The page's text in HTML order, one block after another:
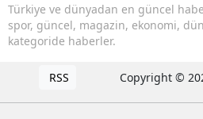
Türkiye ve dünyadan en güncel
spor, güncel, magazin, ekonomi,
kategoride haberler.
RSS Copyright ©